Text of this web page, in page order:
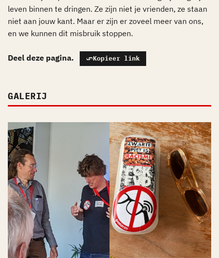
leven binnen te dringen. Ze zijn niet je vrienden, ze staan
niet aan jouw kant. Maar er zijn er zoveel meer van ons,
en we kunnen dit misbruik stoppen.
Deel deze pagina. Kopieer link
GALERIJ